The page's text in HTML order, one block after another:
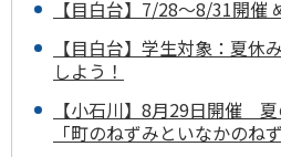
【目白台】7/28～8/31開催
【目白台】学生対象：夏休
しよう！
【小石川】8月29日開催
「町のねずみといなかのねず